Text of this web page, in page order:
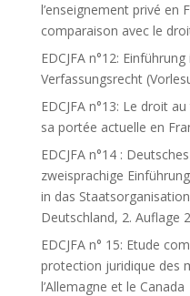
l’enseignement privé en
comparaison avec le
EDCJFA n°12:
Verfassungsrecht
EDCJFA n°13: Le droit
sa portée actuelle en
EDCJFA n°14 :
zweisprachige
in das
Deutschland, 2. Auflage
EDCJFA n° 15: Etude
protection juridique des
l’Allemagne et le Canada